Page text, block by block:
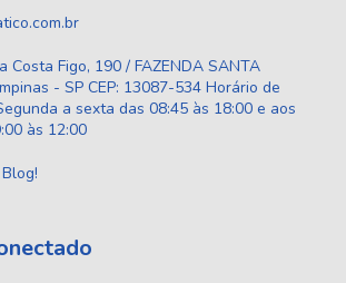
Costa Figo, 190 / FAZENDA SANTA
- SP CEP: 13087-534 Horário de
a sexta das 08:45 às 18:00 e aos
às 12:00